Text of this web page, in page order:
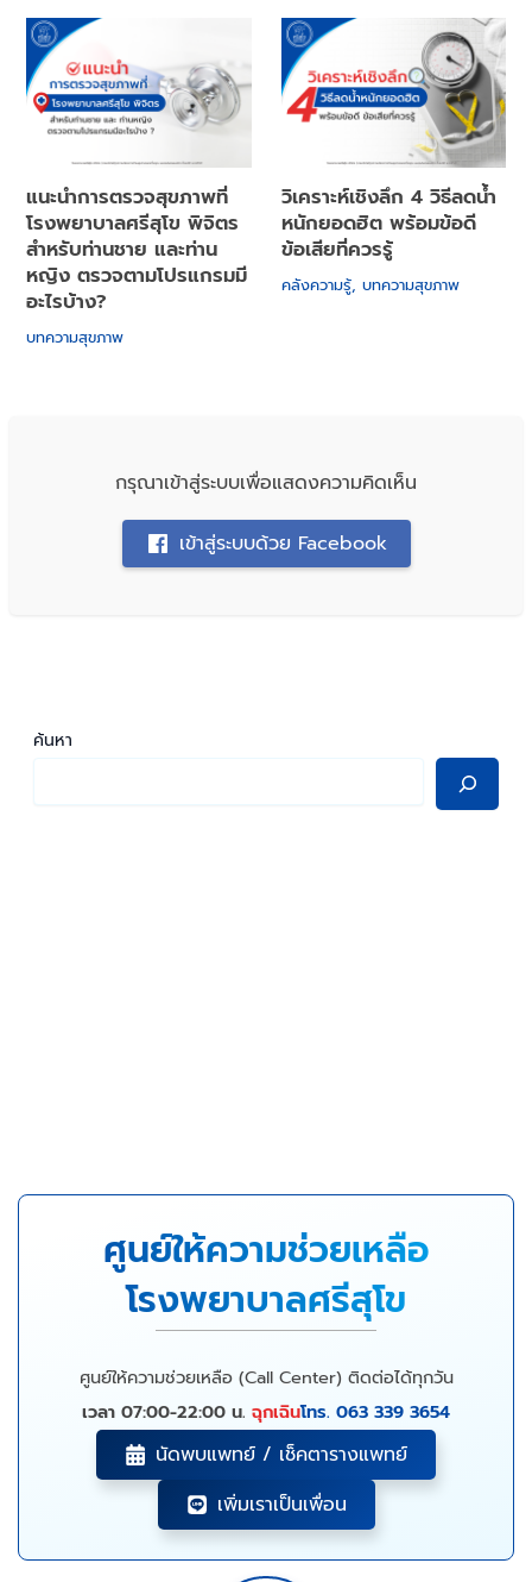
แนะนำการตรวจสุขภาพที่
โรงพยาบาลศรีสุโข พิจิตร
สำหรับท่านชาย และท่าน
หญิง ตรวจตามโปรแกรมมี
อะไรบ้าง?
บทความสุขภาพ
วิเคราะห์เชิงลึก 4 วิธีลดน้ำ
หนักยอดฮิต พร้อมข้อดี
ข้อเสียที่ควรรู้
คลังความรู้, บทความสุขภาพ
กรุณาเข้าสู่ระบบเพื่อแสดงความคิดเห็น
เข้าสู่ระบบด้วย Facebook
ค้นหา
ศูนย์ให้ความช่วยเหลือ
โรงพยาบาลศรีสุโข
ศูนย์ให้ความช่วยเหลือ (Call Center) ติดต่อได้ทุกวัน
เวลา 07:00-22:00 น. ฉุกเฉินโทร. 063 339 3654
นัดพบแพทย์ / เช็คตารางแพทย์
เพิ่มเราเป็นเพื่อน